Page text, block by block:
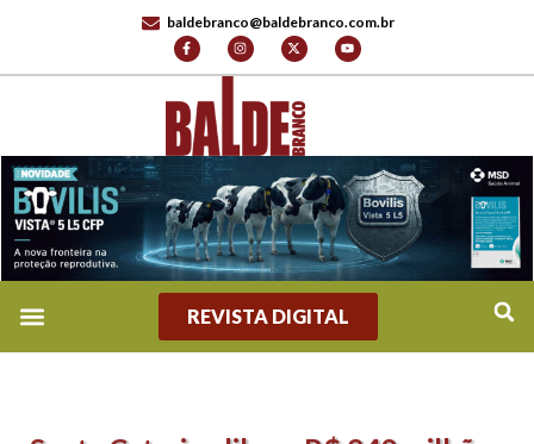
baldebranco@baldebranco.com.br
REVISTA DIGITAL